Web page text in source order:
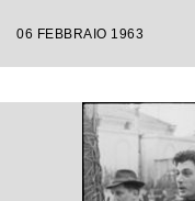
06 FEBBRAIO 1963